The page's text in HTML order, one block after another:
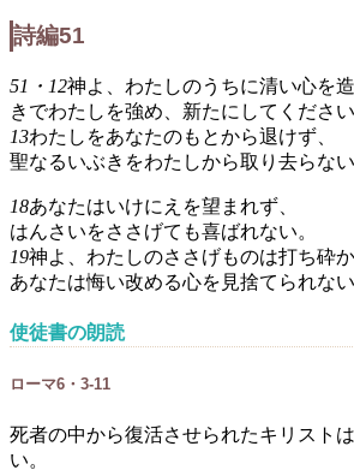
詩編51
51・12神よ、わたしのうちに清い心を
きでわたしを強め、新たにしてください
13わたしをあなたのもとから退けず、
聖なるいぶきをわたしから取り去らない
18あなたはいけにえを望まれず、
はんさいをささげても喜ばれない。
19神よ、わたしのささげものは打ち砕か
あなたは悔い改める心を見捨てられない
使徒書の朗読
ローマ6・3-11
死者の中から復活させられたキリスト
い。